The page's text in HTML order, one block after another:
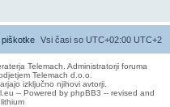
Vsi časi so UTC+02:00 UTC+2
Telemach. Administratorji foruma
Telemach d.o.o.
izključno njihovi avtorji.
-- Powered by phpBB3 -- revised and